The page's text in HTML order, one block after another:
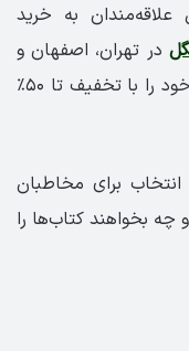
به خرید
در تهران، اصفهان و
رشت مراجعه کنند و کتاب‌های موردنیاز خود را با تخفیف تا ۵۰٪
برای مخاطبان
چه بخواهند کتاب‌ها را